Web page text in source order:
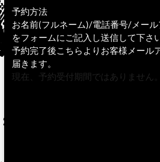
予約方法
お名前(フルネーム)/電話番号/メール
をフォームにご記入し送信して下さい
予約完了後こちらよりお客様メール
届きます。
現在、予約受付期間ではありません。